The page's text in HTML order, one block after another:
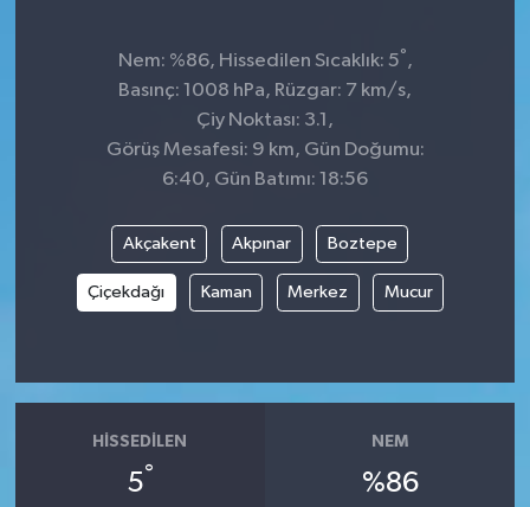
Nem: %86, Hissedilen Sıcaklık: 5° ,
Basınç: 1008 hPa, Rüzgar: 7 km/s,
Çiy Noktası: 3.1,
Görüş Mesafesi: 9 km, Gün Doğumu:
6:40, Gün Batımı: 18:56
Akçakent Akpınar Boztepe
Çiçekdağı Kaman Merkez Mucur
HISSEDILEN
5°
NEM
%86